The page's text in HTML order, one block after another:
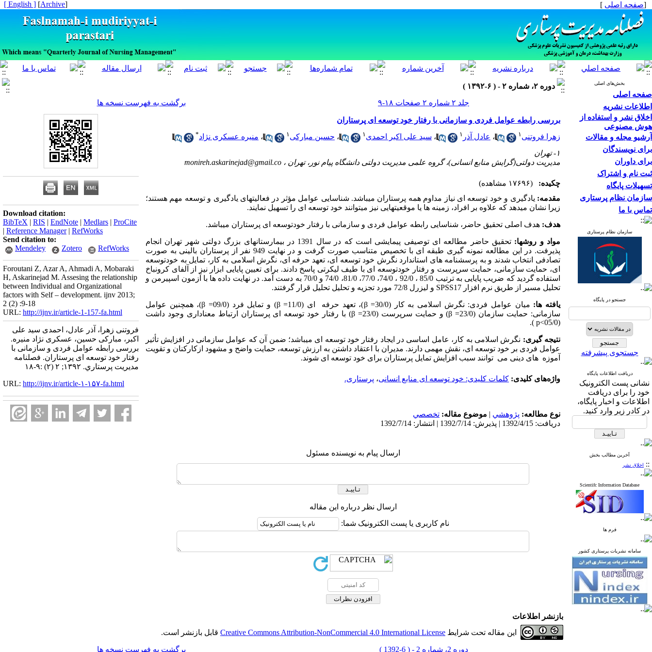
[صفحه اصلی ]
[
Archive
]
[ English ]
بخش‌های اصلی
صفحه اصلی
اطلاعات نشریه
اخلاق نشر و استفاده از
هوش مصنوعی
آرشیو مجله و مقالات
برای نویسندگان
برای داوران
ثبت نام و اشتراک
تسهیلات پایگاه
سازمان نظام پرستاری
تماس با ما
سازمان نظام پرستاری
جستجو در پایگاه
جستجوی پیشرفته
دریافت اطلاعات پایگاه
نشانی پست الکترونیک
خود را برای دریافت
اطلاعات و اخبار پایگاه،
در کادر زیر وارد کنید.
آخرین مطالب بخش
:: اخلاق نشر
Scientifc Information Database
فرم ها
سامانه نشریات پرستاری کشور
دوره ۲، شماره ۲ - ( ۶-۱۳۹۲ )
جلد ۲ شماره ۲ صفحات ۱۸-۹
برگشت به فهرست نسخه ها
بررسی رابطه عوامل فردی و سازمانی با رفتار خود توسعه ای پرستاران
زهرا فروتنی ۱ ، عادل آذر ۱ ، سید علی اکبر احمدی ۱ ، حسین مبارکی ۱ ، منیره عسکری نژاد*
۱- تهران
مدیریت دولتی(گرایش منابع انسانی)، گروه علمی مدیریت دولتی دانشگاه پیام نور، تهران ، monireh.askarinejad@gmail.co
چکیده:
(۱۷۶۹۶ مشاهده)
مقدمه: یادگیری و خود توسعه ای نیاز مداوم همه پرستاران میباشد. شناسایی عوامل مؤثر در فعالیتهای یادگیری و توسعه مهم هستند؛
زیرا نشان میدهد که علاوه بر افراد، زمینه ها یا موقعیتهایی نیز میتوانند خود توسعه ای را تسهیل نمایند.
هدف: هدف اصلی تحقیق حاضر، شناسایی رابطه عوامل فردی و سازمانی با رفتار خودتوسعه ای پرستاران میباشد.
مواد و روشها:
تحقیق حاضر مطالعه‌ ای توصیفی پیمایشی است که در سال 1391 در بیمارستانهای بزرگ دولتی شهر تهران انجام
پذیرفت. در این مطالعه نمونه گیری طبقه‌ ای با تخصیص متناسب صورت گرفت و در نهایت 949 نفر از پرستاران بالینی به صورت
تصادفی انتخاب شدند و به پرسشنامه های استاندارد نگرش خود توسعه‌ ای، تعهد حرفه ای، نگرش اسلامی به کار، تمایل به خودتوسعه
ای، حمایت سازمانی، حمایت سرپرست و رفتار خودتوسعه‌ ای با طیف لیکرتی پاسخ دادند. برای تعیین پایایی ابزار نیز از آلفای کرونباخ
استفاده گردید که ضریب پایایی به ترتیب 85/0 ، 92/0 ، 74/0، 77/0، 81/0، 74/0 و 70/0 به دست آمد. در نهایت داده‌ ها با آزمون اسپیرمن و
تحلیل مسیر از طریق نرم افزار SPSS17 و لیزرل 72/8 مورد تجزیه و تحلیل تحلیل قرار گرفتند.
یافته ها:
میان عوامل فردی: نگرش اسلامی به کار (30/0= β)، تعهد حرفه ‌ ای (11/0= β) و تمایل فرد (09/0= β)، همچنین عوامل
سازمانی: حمایت سازمان (23/0= β) و حمایت سرپرست (23/0= β) با رفتار خود توسعه ای پرستاران ارتباط معناداری وجود داشت
(05/0>p ).
نتیجه گیری: نگرش اسلامی به کار، عامل اساسی در ایجاد رفتار خود توسعه‌ ای میباشد؛ ضمن آن که عوامل سازمانی در افزایش تأثیر
عوامل فردی بر خود توسعه‌ ای، نقش مهمی دارند. مدیران با اعتقاد داشتن به ارزش توسعه، حمایت واضح و مشهود ازکارکنان و تقویت
آموزه ‌ های دینی می ‌ توانند سبب افزایش تمایل پرستاران برای خود توسعه‌ ای شوند.
واژه‌های کلیدی: کلمات کلیدی: خود توسعه ای منابع انسانی، پرستاری.
نوع مطالعه: پژوهشي | موضوع مقاله: تخصصي
دریافت: 1392/4/15 | پذیرش: 1392/7/14 | انتشار: 1392/7/14
ارسال پیام به نویسنده مسئول
ارسال نظر درباره این مقاله
نام کاربری یا پست الکترونیک شما:
Download citation:
BibTeX | RIS | EndNote | Medlars | ProCite
| Reference Manager| RefWorks
Send citation to:
Mendeley
Zotero RefWorks
Foroutani Z, Azar A, Ahmadi A, Mobaraki
H, Askarinejad M. Assesing the relationship
between Individual and Organizational
factors with Self – development. ijnv 2013;
2 (2) :9-18
URL: http://ijnv.ir/article-1-157-fa.html
فروتنی زهرا، آذر عادل، احمدی سید علی
اکبر، مبارکی حسین، عسکری نژاد منیره.
بررسی رابطه عوامل فردی و سازمانی با
رفتار خود توسعه ای پرستاران. فصلنامه
مديريت پرستاري. ۱۳۹۲; ۲ (۲) :۹-۱۸
URL: http://ijnv.ir/article-۱-۱۵۷-fa.html
بازنشر اطلاعات
این مقاله تحت شرایط Creative Commons Attribution-NonCommercial 4.0 International License قابل بازنشر است.
دوره 2، شماره 2 - ( 6-1392 ) برگشت به فهرست نسخه ها